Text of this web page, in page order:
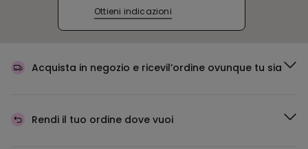
Ottieni indicazioni
Acquista in negozio e ricevil’ordine ovunque tu sia
Rendi il tuo ordine dove vuoi